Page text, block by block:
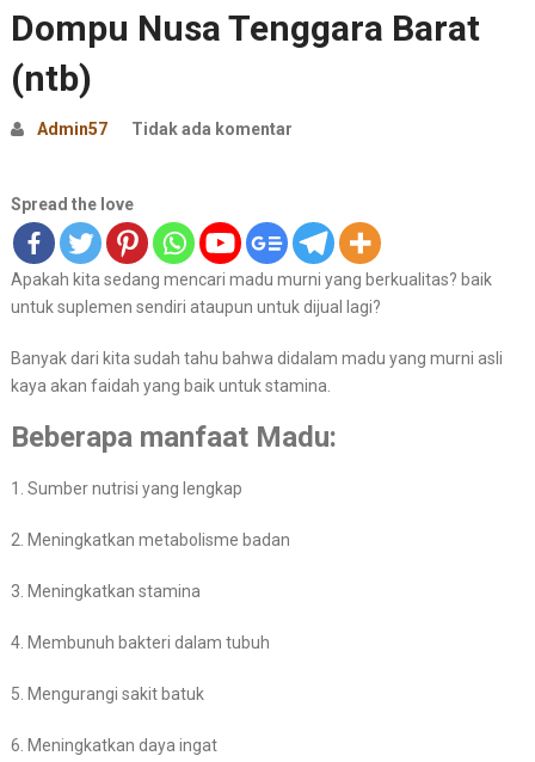
Dompu Nusa Tenggara Barat
(ntb)
Admin57 Tidak ada komentar
Spread the love
Apakah kita sedang mencari madu murni yang berkualitas? baik
untuk suplemen sendiri ataupun untuk dijual lagi?
Banyak dari kita sudah tahu bahwa didalam madu yang murni asli
kaya akan faidah yang baik untuk stamina.
Beberapa manfaat Madu:
1. Sumber nutrisi yang lengkap
2. Meningkatkan metabolisme badan
3. Meningkatkan stamina
4. Membunuh bakteri dalam tubuh
5. Mengurangi sakit batuk
6. Meningkatkan daya ingat